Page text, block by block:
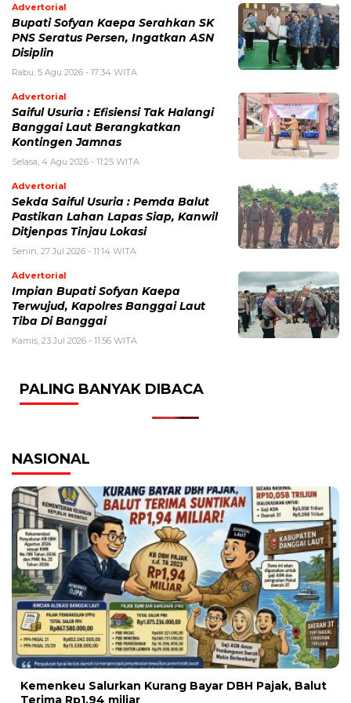
Advertorial
Bupati Sofyan Kaepa Serahkan SK
PNS Seratus Persen, Ingatkan ASN
Disiplin
Rabu, 5 Agu 2026 - 17:34 WITA
Advertorial
Saiful Usuria : Efisiensi Tak Halangi
Banggai Laut Berangkatkan
Kontingen Jamnas
Selasa, 4 Agu 2026 - 11:25 WITA
Advertorial
Sekda Saiful Usuria : Pemda Balut
Pastikan Lahan Lapas Siap, Kanwil
Ditjenpas Tinjau Lokasi
Senin, 27 Jul 2026 - 11:14 WITA
Advertorial
Impian Bupati Sofyan Kaepa
Terwujud, Kapolres Banggai Laut
Tiba Di Banggai
Kamis, 23 Jul 2026 - 11:56 WITA
PALING BANYAK DIBACA
NASIONAL
Kemenkeu Salurkan Kurang Bayar DBH Pajak, Balut
Terima Rp1,94 miliar